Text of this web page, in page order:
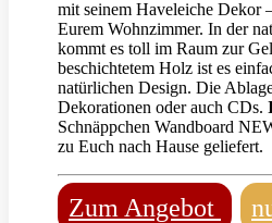
mit seinem Haveleiche Dekor
Eurem Wohnzimmer. In der
kommt es toll im Raum zur
beschichtetem Holz ist es
natürlichen Design. Die
Dekorationen oder auch CDs.
Schnäppchen Wandboard
zu Euch nach Hause geliefert.
Zum Angebot